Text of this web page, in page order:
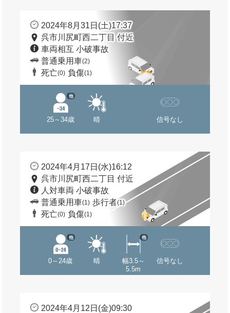
2024年8月31日(土)17:37
呉市川尻町西二丁目 付近
車両相互 小破事故
普通乗用車(2)
死亡(0) 負傷(1)
25～34歳
他
晴 信号なし
2024年4月17日(水)16:12
呉市川尻町西二丁目 付近
人対車両 小破事故
普通乗用車(1) 歩行者(1)
死亡(0) 負傷(1)
0～24歳
他
晴
幅3.5～
5.5m
他
信号なし
2024年4月12日(金)09:30